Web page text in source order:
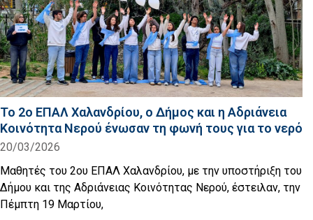
Το 2ο ΕΠΑΛ Χαλανδρίου, ο Δήμος και η Αδριάνεια
Κοινότητα Νερού ένωσαν τη φωνή τους για το νερό
20/03/2026
Μαθητές του 2ου ΕΠΑΛ Χαλανδρίου, με την υποστήριξη του
Δήμου και της Αδριάνειας Κοινότητας Νερού, έστειλαν, την
Πέμπτη 19 Μαρτίου,